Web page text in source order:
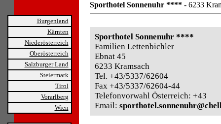
Burgenland
Kärnten
Niederösterreich
Oberösterreich
Salzburger Land
Steiermark
Tirol
Vorarlberg
Wien
Sporthotel Sonnenuhr **** - 6233
Sporthotel Sonnenuhr ****
Familien Lettenbichler
Ebnat 45
6233 Kramsach
Tel. +43/5337/62604
Fax +43/5337/62604-44
Telefonvorwahl Österreich: +43
Email: